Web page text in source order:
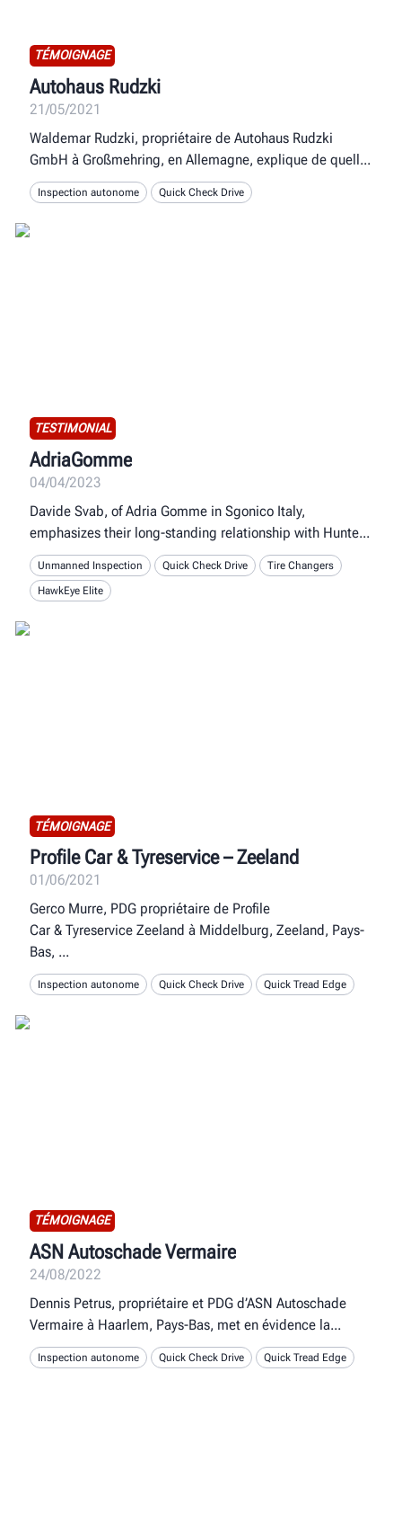
TÉMOIGNAGE
Autohaus Rudzki
21/05/2021
Waldemar Rudzki, propriétaire de Autohaus Rudzki
GmbH à Großmehring, en Allemagne, explique de quell
Inspection autonome Quick Check Drive
TESTIMONIAL
AdriaGomme
04/04/2023
Davide Svab, of Adria Gomme in Sgonico Italy,
emphasizes their long-standing relationship with Hunte
Unmanned Inspection Quick Check Drive
Tire Changers
HawkEye Elite
TÉMOIGNAGE
Profile Car & Tyreservice – Zeeland
01/06/2021
Gerco Murre, PDG propriétaire de Profile
Car & Tyreservice Zeeland à Middelburg, Zeeland, Pays-
Bas,
Inspection autonome Quick Check Drive Quick Tread Edge
TÉMOIGNAGE
ASN Autoschade Vermaire
24/08/2022
Dennis Petrus, propriétaire et PDG d’ASN Autoschade
Vermaire à Haarlem, Pays-Bas, met en évidence la
Inspection autonome Quick Check Drive Quick Tread Edge